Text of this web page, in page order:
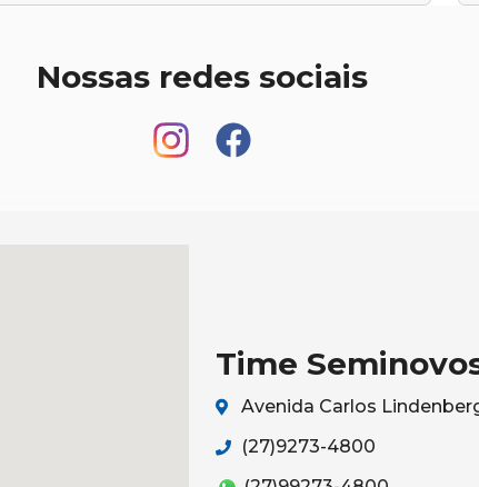
Nossas redes sociais
Time
Avenida Carlos
(27)9273-4800